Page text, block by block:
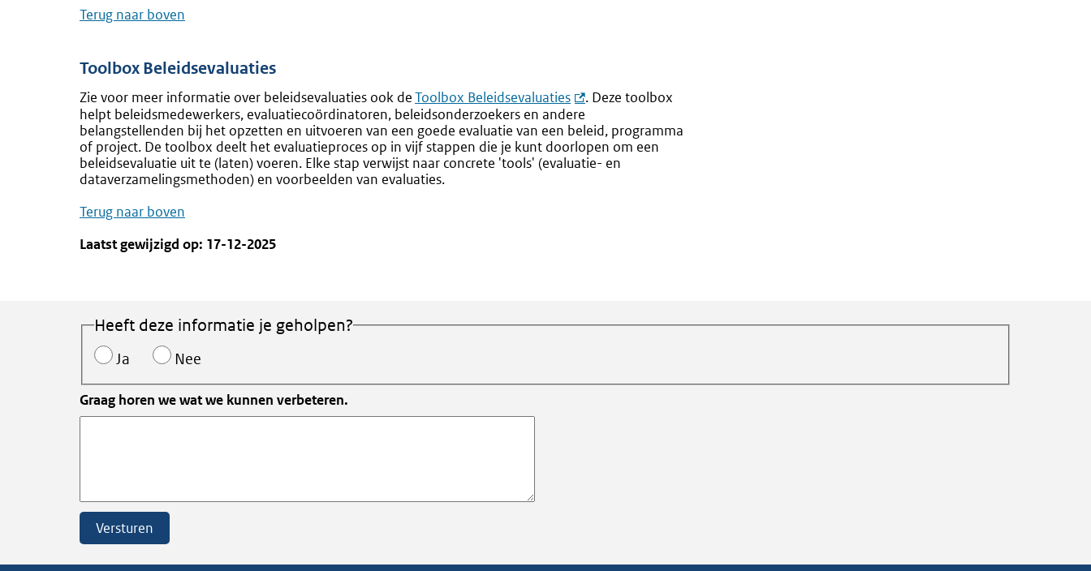
Terug naar boven
Toolbox Beleidsevaluaties
Zie voor meer informatie over beleidsevaluaties ook deToolbox Beleidsevaluaties
. Deze toolbox
helpt beleidsmedewerkers, evaluatiecoördinatoren, beleidsonderzoekers en andere
belangstellenden bij het opzetten en uitvoeren van een goede evaluatie van een beleid, programma
of project. De toolbox deelt het evaluatieproces op in vijf stappen die je kunt doorlopen om een
beleidsevaluatie uit te (laten) voeren. Elke stap verwijst naar concrete 'tools' (evaluatie- en
dataverzamelingsmethoden) en voorbeelden van evaluaties.
Terug naar boven
Laatst gewijzigd op: 17-12-2025
Heeft deze informatie je geholpen?
Ja Nee
Graag horen we wat we kunnen verbeteren.